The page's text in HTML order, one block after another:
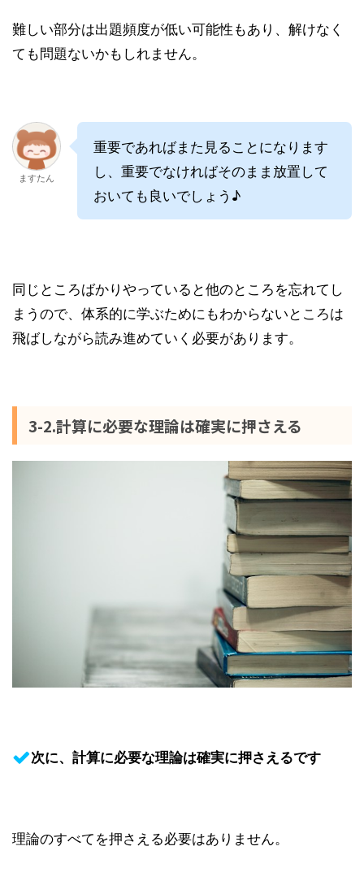
難しい部分は出題頻度が低い可能性もあり、解けなく
ても問題ないかもしれません。
ますたん
重要であればまた見ることになります
し、重要でなければそのまま放置して
おいても良いでしょう♪
同じところばかりやっていると他のところを忘れてし
まうので、体系的に学ぶためにもわからないところは
飛ばしながら読み進めていく必要があります。
3-2.計算に必要な理論は確実に押さえる
次に、計算に必要な理論は確実に押さえるです
理論のすべてを押さえる必要はありません。